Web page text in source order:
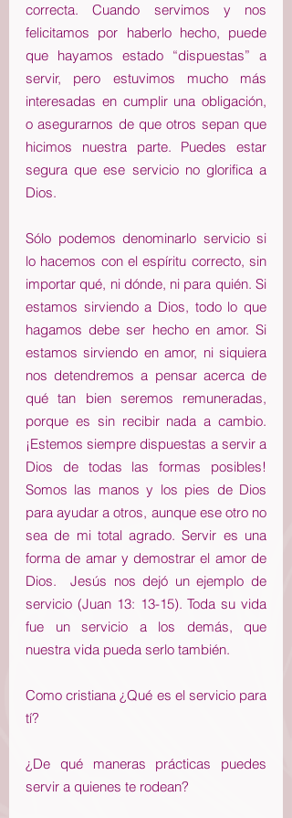
correcta. Cuando servimos y nos
felicitamos por haberlo hecho, puede
que hayamos estado “dispuestas” a
servir, pero estuvimos mucho más
interesadas en cumplir una obligación,
o asegurarnos de que otros sepan que
hicimos nuestra parte. Puedes estar
segura que ese servicio no glorifica a
Dios.
Sólo podemos denominarlo servicio si
lo hacemos con el espíritu correcto, sin
importar qué, ni dónde, ni para quién. Si
estamos sirviendo a Dios, todo lo que
hagamos debe ser hecho en amor. Si
estamos sirviendo en amor, ni siquiera
nos detendremos a pensar acerca de
qué tan bien seremos remuneradas,
porque es sin recibir nada a cambio.
¡Estemos siempre dispuestas a servir a
Dios de todas las formas posibles!
Somos las manos y los pies de Dios
para ayudar a otros, aunque ese otro no
sea de mi total agrado. Servir es una
forma de amar y demostrar el amor de
Dios.  Jesús nos dejó un ejemplo de
servicio (Juan 13: 13-15). Toda su vida
fue un servicio a los demás, que
nuestra vida pueda serlo también.
Como cristiana ¿Qué es el servicio para
tí?
¿De qué maneras prácticas puedes
servir a quienes te rodean?